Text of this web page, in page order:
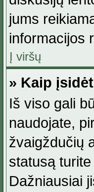
jums
informacijos
Į viršų
» Kaip
Iš viso gali
naudojate,
žvaigždučių
statusą
Dažniausiai